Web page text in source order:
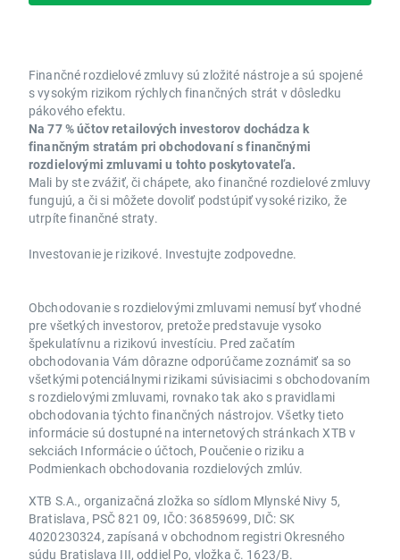
Finančné rozdielové zmluvy sú zložité nástroje a sú spojené
s vysokým rizikom rýchlych finančných strát v dôsledku
pákového efektu.
Na 77 % účtov retailových investorov dochádza k
finančným stratám pri obchodovaní s finančnými
rozdielovými zmluvami u tohto poskytovateľa.
Mali by ste zvážiť, či chápete, ako finančné rozdielové zmluvy
fungujú, a či si môžete dovoliť podstúpiť vysoké riziko, že
utrpíte finančné straty.
Investovanie je rizikové. Investujte zodpovedne.
Obchodovanie s rozdielovými zmluvami nemusí byť vhodné
pre všetkých investorov, pretože predstavuje vysoko
špekulatívnu a rizikovú investíciu. Pred začatím
obchodovania Vám dôrazne odporúčame zoznámiť sa so
všetkými potenciálnymi rizikami súvisiacimi s obchodovaním
s rozdielovými zmluvami, rovnako tak ako s pravidlami
obchodovania týchto finančných nástrojov. Všetky tieto
informácie sú dostupné na internetových stránkach XTB v
sekciách Informácie o účtoch, Poučenie o riziku a
Podmienkach obchodovania rozdielových zmlúv.
XTB S.A., organizačná zložka so sídlom Mlynské Nivy 5,
Bratislava, PSČ 821 09, IČO: 36859699, DIČ: SK
4020230324, zapísaná v obchodnom registri Okresného
súdu Bratislava III, oddiel Po, vložka č. 1623/B.